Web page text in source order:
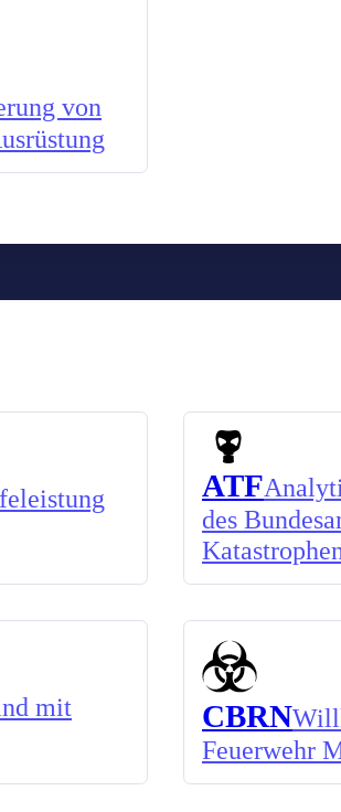
von
ATF
des
mit
CBRN
Feuerwehr